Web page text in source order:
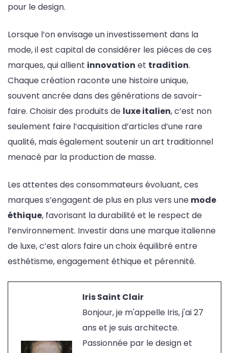
pour le design.
Lorsque l’on envisage un investissement dans la
mode, il est capital de considérer les pièces de ces
marques, qui allient innovation et tradition.
Chaque création raconte une histoire unique,
souvent ancrée dans des générations de savoir-
faire. Choisir des produits de luxe italien, c’est non
seulement faire l’acquisition d’articles d’une rare
qualité, mais également soutenir un art traditionnel
menacé par la production de masse.
Les attentes des consommateurs évoluant, ces
marques s’engagent de plus en plus vers une mode
éthique, favorisant la durabilité et le respect de
l’environnement. Investir dans une marque italienne
de luxe, c’est alors faire un choix équilibré entre
esthétisme, engagement éthique et pérennité.
Iris Saint Clair
Bonjour, je m'appelle Iris, j'ai 27
ans et je suis architecte.
Passionnée par le design et